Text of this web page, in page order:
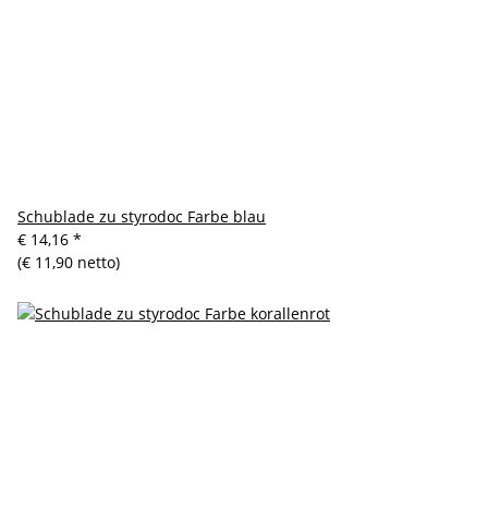
Schublade zu styrodoc Farbe blau
€ 14,16 *
(€ 11,90 netto)